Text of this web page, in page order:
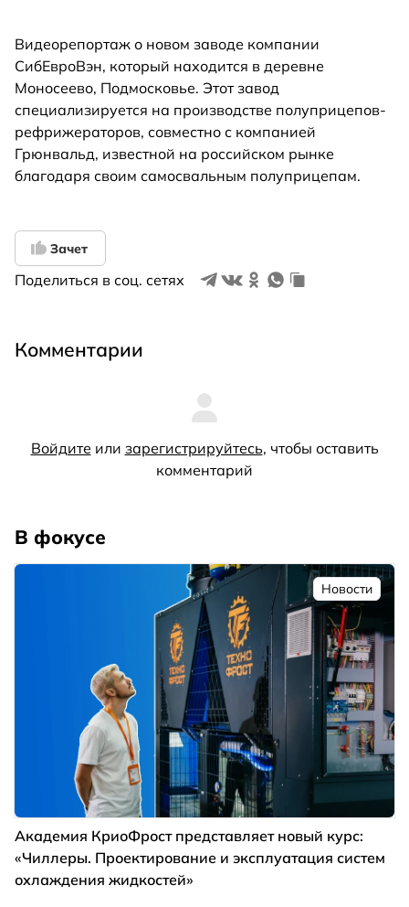
Видеорепортаж о новом заводе компании
СибЕвроВэн, который находится в деревне
Моносеево, Подмосковье. Этот завод
специализируется на производстве полуприцепов-
рефрижераторов, совместно с компанией
Грюнвальд, известной на российском рынке
благодаря своим самосвальным полуприцепам.
Зачет
Поделиться в соц. сетях
Комментарии
Войдите или зарегистрируйтесь, чтобы оставить
комментарий
В фокусе
Новости
Академия КриоФрост представляет новый курс:
«Чиллеры. Проектирование и эксплуатация систем
охлаждения жидкостей»